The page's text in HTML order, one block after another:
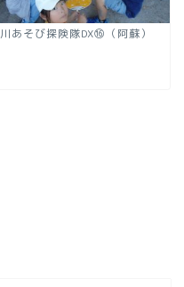
川あそび探険隊DX⑯（阿蘇）